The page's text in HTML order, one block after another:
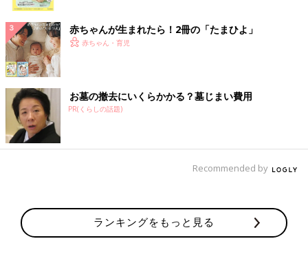
赤ちゃんが生まれたら！2冊の「たまひよ」
赤ちゃん・育児
お墓の撤去にいくらかかる？墓じまい費用
PR(くらしの話題)
Recommended by
ランキングをもっと見る